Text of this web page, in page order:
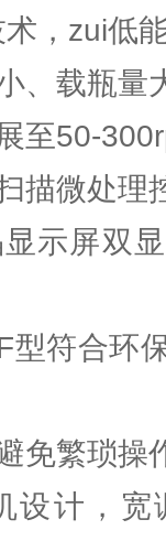
，zui低
、载瓶量
至50-
描微处理
示屏双
型符合环
免繁琐操
设计，